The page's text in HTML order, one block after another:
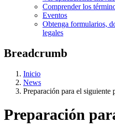
Comprender los
Eventos
Obtenga formularios,
legales
Breadcrumb
Inicio
News
Preparación para el siguiente
Preparación